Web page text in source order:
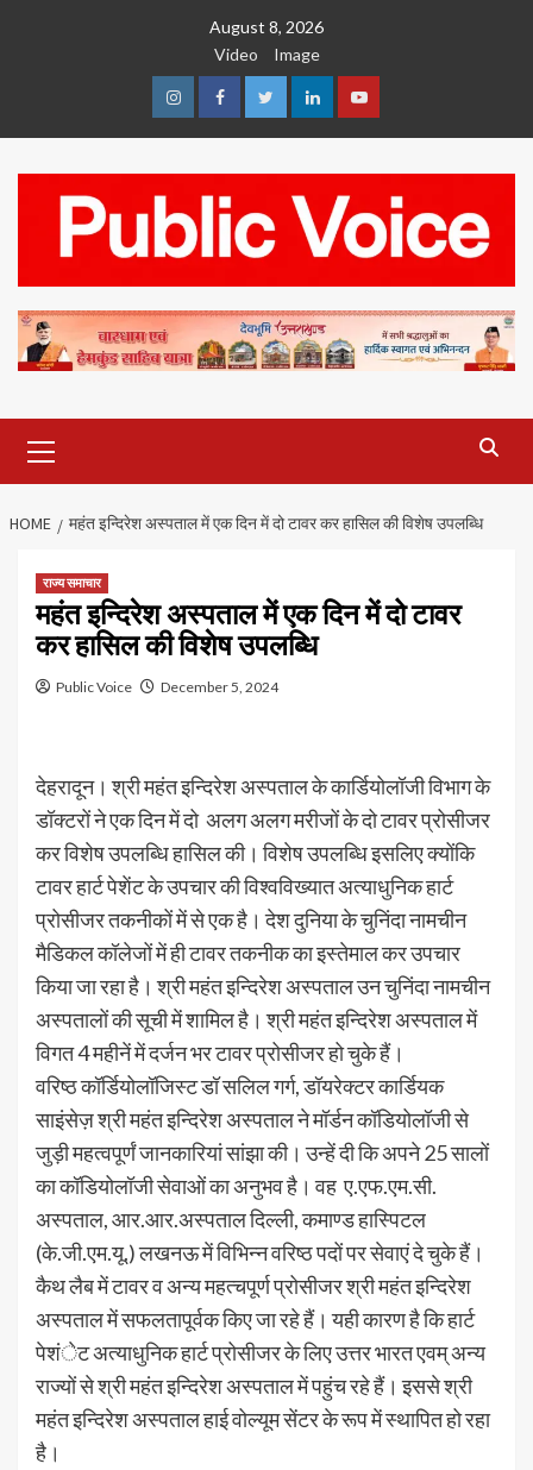
August 8, 2026
Video
Image
InstagramFacebookTwitterLinkedinYoutube
Menu
HOME महंत इन्दिरेश अस्पताल में एक दिन में दो टावर कर हासिल की विशेष उपलब्धि
राज्य समाचार
महंत इन्दिरेश अस्पताल में एक दिन में दो टावर
कर हासिल की विशेष उपलब्धि
Public Voice December 5, 2024
देहरादून। श्री महंत इन्दिरेश अस्पताल के कार्डियोलॉजी विभाग के
डॉक्टरों ने एक दिन में दो अलग अलग मरीजों के दो टावर प्रोसीजर
कर विशेष उपलब्धि हासिल की। विशेष उपलब्धि इसलिए क्योंकि
टावर हार्ट पेशेंट के उपचार की विश्वविख्यात अत्याधुनिक हार्ट
प्रोसीजर तकनीकों में से एक है। देश दुनिया के चुनिंदा नामचीन
मैडिकल कॉलेजों में ही टावर तकनीक का इस्तेमाल कर उपचार
किया जा रहा है। श्री महंत इन्दिरेश अस्पताल उन चुनिंदा नामचीन
अस्पतालों की सूची में शामिल है। श्री महंत इन्दिरेश अस्पताल में
विगत 4 महीनें में दर्जन भर टावर प्रोसीजर हो चुके हैं।
वरिष्ठ कॉर्डियोलॉजिस्ट डॉ सलिल गर्ग, डॉयरेक्टर कार्डियक
साइंसेज़ श्री महंत इन्दिरेश अस्पताल ने मॉर्डन कॉडियोलॉजी से
जुड़ी महत्वपूर्णं जानकारियां सांझा की। उन्हें दी कि अपने 25 सालों
का कॉडियोलॉजी सेवाओं का अनुभव है। वह ए.एफ.एम.सी.
अस्पताल, आर.आर.अस्पताल दिल्ली, कमाण्ड हास्पिटल
(के.जी.एम.यू.) लखनऊ में विभिन्न वरिष्ठ पदों पर सेवाएं दे चुके हैं।
कैथ लैब में टावर व अन्य महत्चपूर्ण प्रोसीजर श्री महंत इन्दिरेश
अस्पताल में सफलतापूर्वक किए जा रहे हैं। यही कारण है कि हार्ट
पेशंेट अत्याधुनिक हार्ट प्रोसीजर के लिए उत्तर भारत एवम् अन्य
राज्यों से श्री महंत इन्दिरेश अस्पताल में पहुंच रहे हैं। इससे श्री
महंत इन्दिरेश अस्पताल हाई वोल्यूम सेंटर के रूप में स्थापित हो रहा
है।